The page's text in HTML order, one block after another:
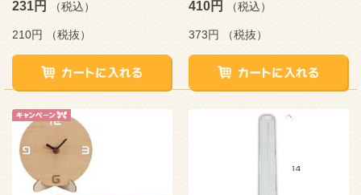
231円 （税込）
210円 （税抜）
410円 （税込）
373円 （税抜）